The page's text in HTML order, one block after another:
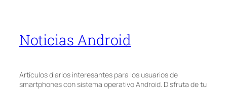
Noticias Android
Artículos diarios interesantes para los usuarios de
smartphones con sistema operativo Android. Disfruta de tu